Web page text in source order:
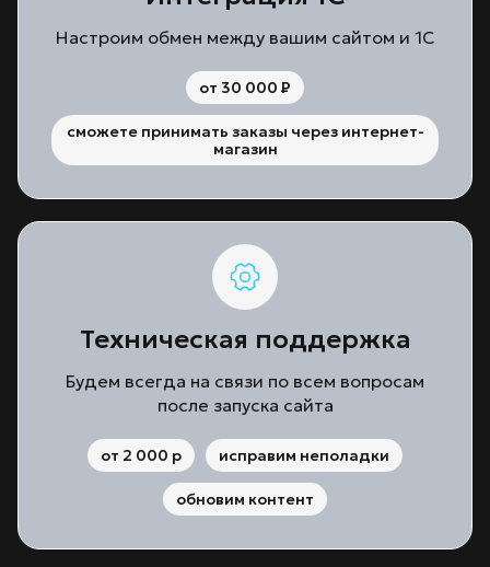
Настроим обмен между вашим сайтом и 1С
от 30 000 P
сможете принимать заказы через интернет-
магазин
Техническая поддержка
Будем всегда на связи по всем вопросам
после запуска сайта
от 2 000 p исправим неполадки
обновим контент